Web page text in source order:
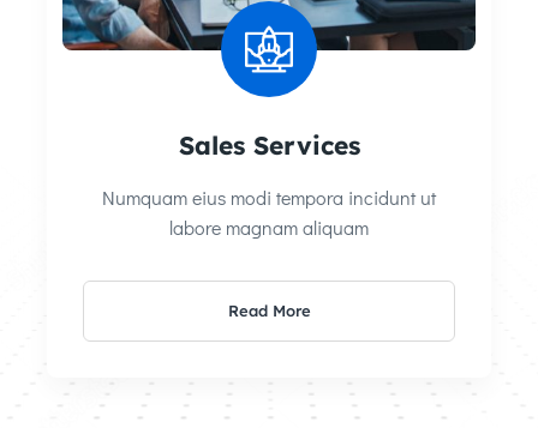
Sales Services
Numquam eius modi tempora incidunt ut
labore magnam aliquam
Read More